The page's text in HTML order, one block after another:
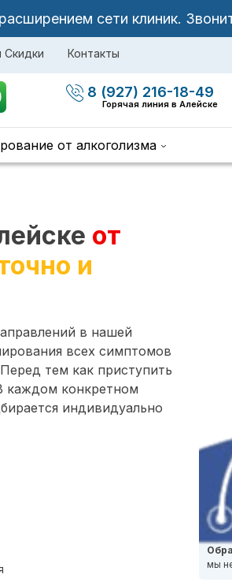
сети клиник.
Скидки Контакты
8 (927) 216-18-49
Горячая линия в Алейске
от алкоголизма
от
и
в нашей
всех симптомов
тем как приступить
каждом конкретном
индивидуально
мы